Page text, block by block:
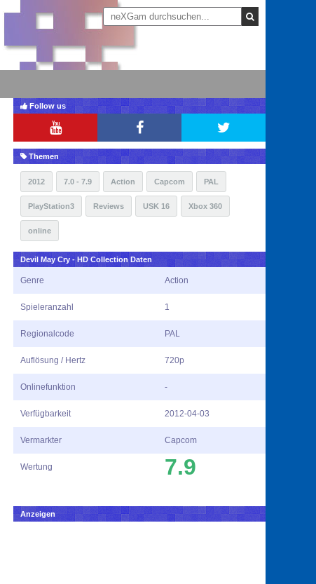
Follow us
Themen
2012 7.0 - 7.9 Action Capcom PAL
PlayStation3 Reviews USK 16 Xbox 360
online
Devil May Cry - HD Collection Daten
Genre Action
Spieleranzahl 1
Regionalcode PAL
Auflösung / Hertz 720p
Onlinefunktion -
Verfügbarkeit 2012-04-03
Vermarkter Capcom
Wertung 7.9
Anzeigen